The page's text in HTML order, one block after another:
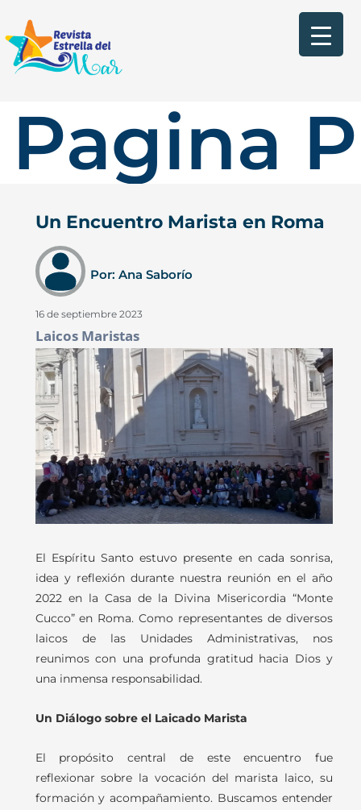
Pagina
Un Encuentro Marista en Roma
Por: Ana Saborío
16 de septiembre 2023
Laicos Maristas
El Espíritu Santo estuvo presente en cada sonrisa,
idea y reflexión durante nuestra reunión en el año
2022 en la Casa de la Divina Misericordia “Monte
Cucco” en Roma. Como representantes de diversos
laicos de las Unidades Administrativas, nos
reunimos con una profunda gratitud hacia Dios y
una inmensa responsabilidad.
Un Diálogo sobre el Laicado Marista
El propósito central de este encuentro fue
reflexionar sobre la vocación del marista laico, su
formación y acompañamiento. Buscamos entender